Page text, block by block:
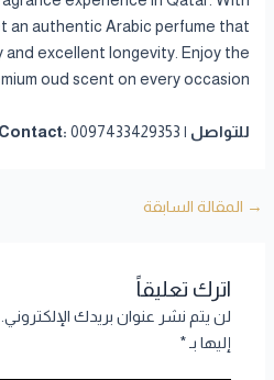
an authentic Arabic perfume that
and excellent longevity. Enjoy the
oud scent on every occasion.
للتواصل | Contact: 0097433429353
→ المقالة السابقة
اترك تعليقاً
لن يتم نشر عنوان بريدك الإلكتروني.
إليها بـ*